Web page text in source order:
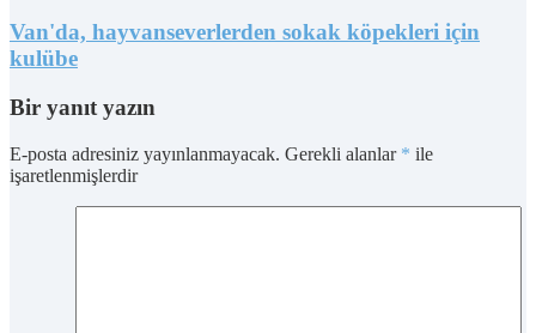
Van'da, hayvanseverlerden sokak köpekleri için
kulübe
Bir yanıt yazın
E-posta adresiniz yayınlanmayacak. Gerekli alanlar * ile
işaretlenmişlerdir